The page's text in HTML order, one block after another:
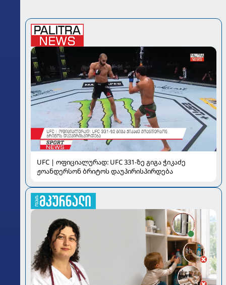
UFC | ოფიციალურად: UFC 331-ზე გიგა ჭიკაძე
ჟოანდერსონ ბრიტოს დაუპირისპირდება